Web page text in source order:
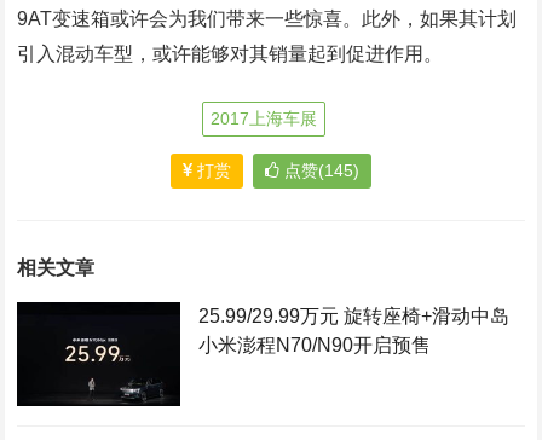
9AT变速箱或许会为我们带来一些惊喜。此外，如果其计划
引入混动车型，或许能够对其销量起到促进作用。
2017上海车展
打赏 点赞(145)
相关文章
25.99/29.99万元 旋转座椅+滑动中岛
小米澎程N70/N90开启预售